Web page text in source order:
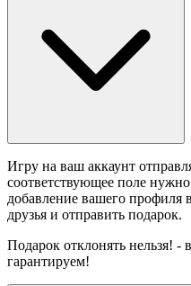
Игру на ваш аккаунт
соответствующее поле нужно
добавление вашего профиля
друзья и отправить подарок.
Подарок отклонять нельзя! -
гарантируем!